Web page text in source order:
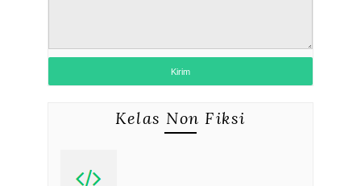
Kelas Non Fiksi